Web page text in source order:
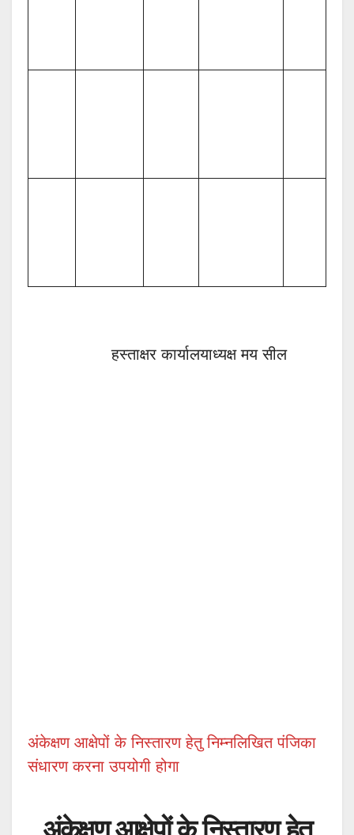
हस्ताक्षर कार्यालयाध्यक्ष मय सील
अंकेक्षण आक्षेपों के निस्तारण हेतु निम्नलिखित पंजिका
संधारण करना उपयोगी होगा